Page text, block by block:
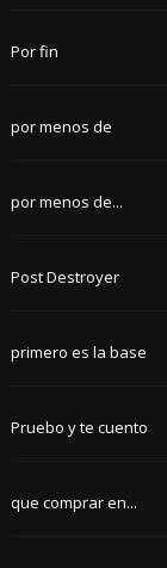
Por fin
por menos de
por menos de...
Post Destroyer
primero es la base
Pruebo y te cuento
que comprar en...